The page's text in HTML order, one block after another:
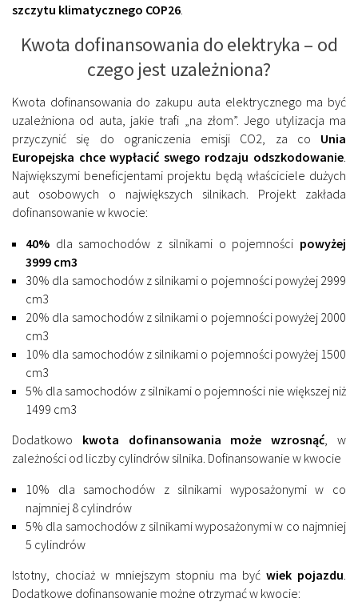
szczytu klimatycznego COP26
Kwota dofinansowania do elektryka – od
czego jest uzależniona?
Kwota dofinansowania do zakupu auta elektrycznego ma być
uzależniona od auta, jakie trafi „na złom”. Jego utylizacja ma
przyczynić się do ograniczenia emisji CO2, za co Unia
Europejska chce wypłacić swego rodzaju odszkodowanie
Największymi beneficjentami projektu będą właściciele dużych
aut osobowych o największych silnikach. Projekt zakłada
dofinansowanie w kwocie:
40% dla samochodów z silnikami o pojemności powyżej
3999 cm3
30% dla samochodów z silnikami o pojemności powyżej 2999
cm3
20% dla samochodów z silnikami o pojemności powyżej 2000
cm3
10% dla samochodów z silnikami o pojemności powyżej 1500
cm3
5% dla samochodów z silnikami o pojemności nie większej niż
1499 cm3
Dodatkowo kwota dofinansowania może wzrosnąć , w
zależności od liczby cylindrów silnika. Dofinansowanie w kwocie
10% dla samochodów z silnikami wyposażonymi w co
najmniej 8 cylindrów
5% dla samochodów z silnikami wyposażonymi w co najmniej
5 cylindrów
Istotny, chociaż w mniejszym stopniu ma być wiek pojazdu
Dodatkowe dofinansowanie możne otrzymać w kwocie: